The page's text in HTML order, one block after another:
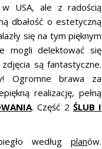
USA, ale z radością
dbałość o estetyczną
się na tym pięknym
mogli delektować się
są fantastyczne.
Ogromne brawa za
realizację, pełną
. Część 2 ŚLUB I
wedługplanów.